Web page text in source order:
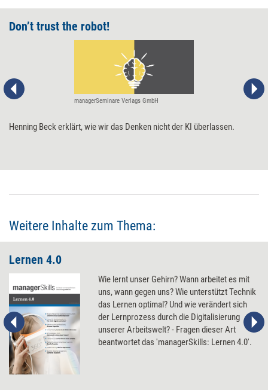
Don’t trust the robot!
managerSeminare Verlags GmbH
Henning Beck erklärt, wie wir das Denken nicht der KI überlassen.
Weitere Inhalte zum Thema:
Lernen 4.0
Wie lernt unser Gehirn? Wann arbeitet es mit
uns, wann gegen uns? Wie unterstützt Technik
das Lernen optimal? Und wie verändert sich
der Lernprozess durch die Digitalisierung
unserer Arbeitswelt? - Fragen dieser Art
beantwortet das 'managerSkills: Lernen 4.0'.